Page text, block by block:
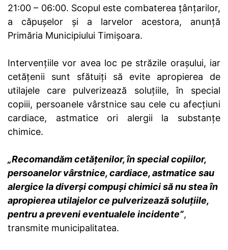
21:00 – 06:00. Scopul este combaterea țânțarilor,
a căpușelor și a larvelor acestora, anunță
Primăria Municipiului Timișoara.
Intervențiile vor avea loc pe străzile orașului, iar
cetățenii sunt sfătuiți să evite apropierea de
utilajele care pulverizează soluțiile, în special
copiii, persoanele vârstnice sau cele cu afecțiuni
cardiace, astmatice ori alergii la substanțe
chimice.
„Recomandăm cetățenilor, în special copiilor,
persoanelor vârstnice, cardiace, astmatice sau
alergice la diverși compuși chimici să nu stea în
apropierea utilajelor ce pulverizează soluțiile,
pentru a preveni eventualele incidente”,
transmite municipalitatea.